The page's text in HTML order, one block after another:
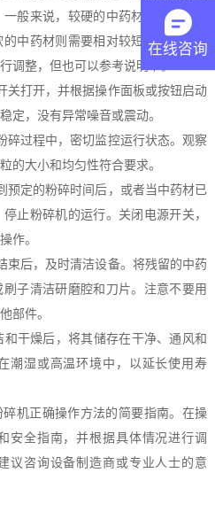
般来说，较硬的中药材需要更长的
中药材则需要相对较短的粉碎时间
调整，但也可以参考说明书。
打开，并根据操作面板或按钮启动
定，没有异常噪音或震动。
过程中，密切监控运行状态。观察
的大小和均匀性符合要求。
定的粉碎时间后，或者当中药材已
止粉碎机的运行。关闭电源开关，
作。
后，及时清洁设备。将残留的中药
子清洁研磨腔和刀片。注意不要用
部件。
干燥后，将其储存在干净、通风和
潮湿或高温环境中，以延长使用寿
机正确操作方法的简要指南。在操
安全指南，并根据具体情况进行调
议咨询设备制造商或专业人士的意
在线咨询